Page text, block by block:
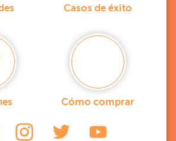
Casos de éxito
Cómo comprar